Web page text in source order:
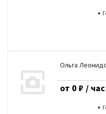
от 0 ₽ / час
Ольга